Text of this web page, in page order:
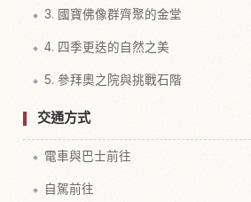
3. 國寶佛像群齊聚的金堂
4. 四季更迭的自然之美
5. 參拜奧之院與挑戰石階
交通方式
電車與巴士前往
自駕前往